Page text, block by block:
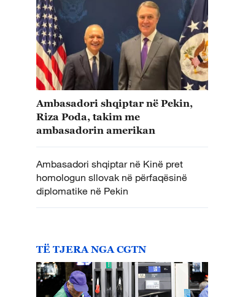
Ambasadori shqiptar në Pekin,
Riza Poda, takim me
ambasadorin amerikan
Ambasadori shqiptar në Kinë pret
homologun sllovak në përfaqësinë
diplomatike në Pekin
TË TJERA NGA CGTN